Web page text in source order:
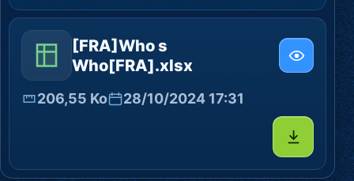
[FRA]Who s
Who[FRA].xlsx
206,55 Ko 28/10/2024 17:31